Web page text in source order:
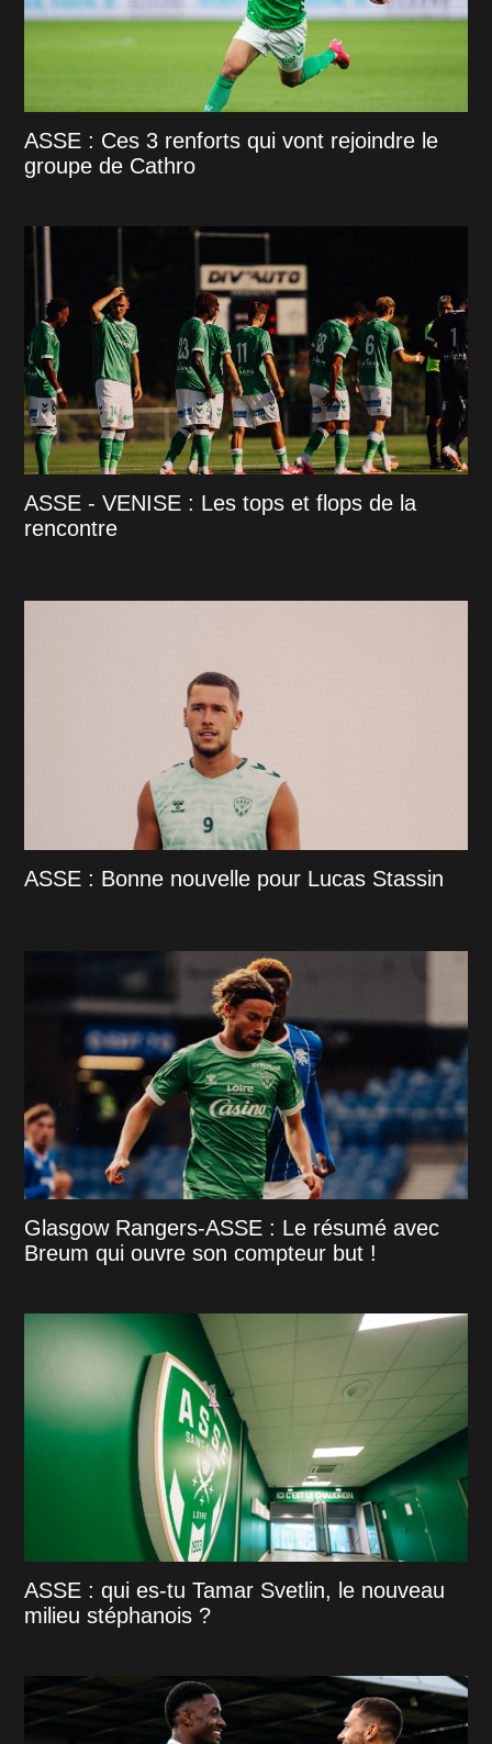
ASSE : Ces 3 renforts qui vont rejoindre le
groupe de Cathro
ASSE - VENISE : Les tops et flops de la
rencontre
ASSE : Bonne nouvelle pour Lucas Stassin
Glasgow Rangers-ASSE : Le résumé avec
Breum qui ouvre son compteur but !
ASSE : qui es-tu Tamar Svetlin, le nouveau
milieu stéphanois ?